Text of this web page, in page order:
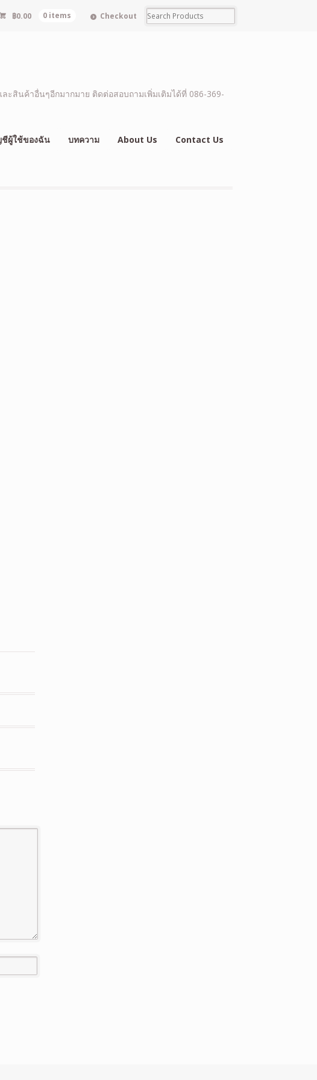
฿0.00 0 items Checkout
ะสินค้าอื่นๆอีกมากมาย ติดต่อสอบถามเพิ่มเติมได้ที่ 086-369-
ผู้ใช้ของฉัน บทความ About Us Contact Us